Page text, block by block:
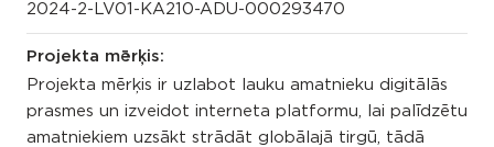
2024-2-LV01-KA210-ADU-000293470
Projekta mērķis:
Projekta mērķis ir uzlabot lauku amatnieku digitālās
prasmes un izveidot interneta platformu, lai palīdzētu
amatniekiem uzsākt strādāt globālajā tirgū, tādā